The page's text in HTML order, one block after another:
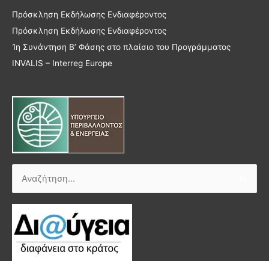
Πρόσκληση Εκδήλωσης Ενδιαφέροντος
Πρόσκληση Εκδήλωσης Ενδιαφέροντος
1η Συνάντηση Β’ Φάσης στο πλαίσιο του Προγράμματος
INVALIS – Interreg Europe
Αναζήτηση